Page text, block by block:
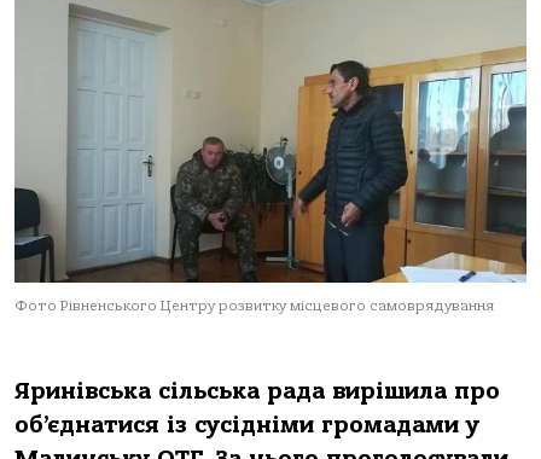
Фото Рівненського Центру розвитку місцевого самоврядування
Яринівська сільська рада вирішила про
об’єднатися із сусідніми громадами у